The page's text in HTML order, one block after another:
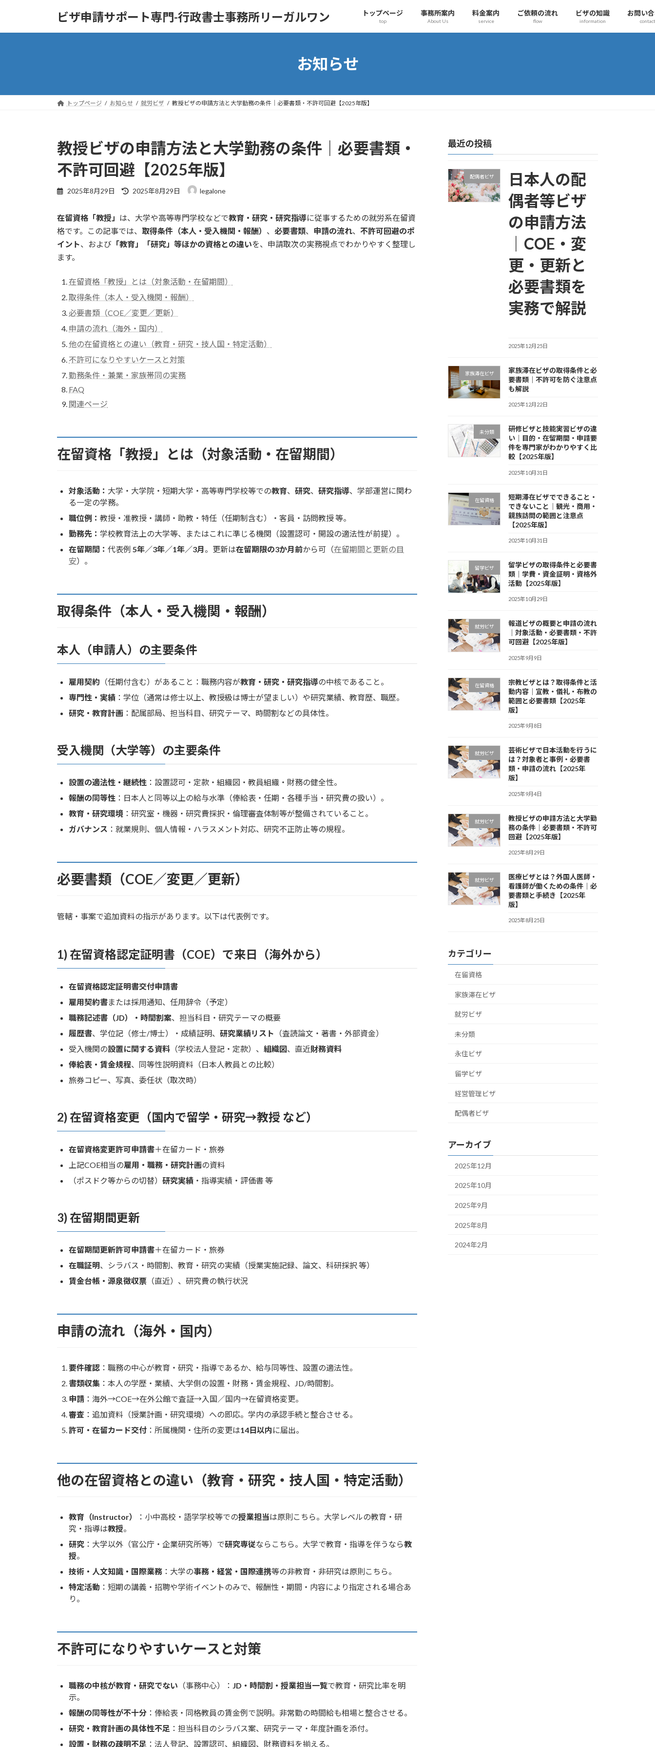
ビザ申請サポート専門-行政書士事務所リーガルワン トップページ
top
事務所案内
About Us
料金案内
service
ご依頼の流れ
flow
ビザの知識
information
お問い
contact
お知らせ
トップページ お知らせ 就労ビザ 教授ビザの申請方法と大学勤務の条件｜必要書類・不許可回避【2025年版】
教授ビザの申請方法と大学勤務の条件｜必要書類・
不許可回避【2025年版】
2025年8月29日
最
新
日
:
2025年8月29日 legalone
在留資格「教授」 は、大学や高等専門学校などで教育・研究・研究指導に従事するための就労系在留資
格です。この記事では、 取得条件（本人・受入機関・報酬） 、 必要書類、 申請の流れ、 不許可回避のポ
イント、および 「教育」「研究」等ほかの資格との違いを、申請取次の実務視点でわかりやすく整理し
ます。
在留資格「教授」とは（対象活動・在留期間）
取得条件（本人・受入機関・報酬）
必要書類（COE／変更／更新）
申請の流れ（海外・国内）
他の在留資格との違い（教育・研究・技人国・特定活動）
不許可になりやすいケースと対策
勤務条件・兼業・家族帯同の実務
FAQ
関連ページ
在留資格「教授」とは（対象活動・在留期間）
対象活動： 大学・大学院・短期大学・高等専門学校等での教育、 研究、 研究指導、学部運営に関わ
る一定の学務。
職位例： 教授・准教授・講師・助教・特任（任期制含む）・客員・訪問教授 等。
勤務先： 学校教育法上の大学等、またはこれに準じる機関（設置認可・開設の適法性が前提）。
在留期間： 代表例 5年／3年／1年／3月 。更新は在留期限の3か月前から可（在留期間と更新の目
安）。
取得条件（本人・受入機関・報酬）
本人（申請人）の主要条件
雇用契約 （任期付含む）があること：職務内容が教育・研究・研究指導の中核であること。
専門性・実績 ：学位（通常は修士以上、教授級は博士が望ましい）や研究業績、教育歴、職歴。
研究・教育計画 ：配属部局、担当科目、研究テーマ、時間割などの具体性。
受入機関（大学等）の主要条件
設置の適法性・継続性 ：設置認可・定款・組織図・教員組織・財務の健全性。
報酬の同等性 ：日本人と同等以上の給与水準（俸給表・任期・各種手当・研究費の扱い）。
教育・研究環境 ：研究室・機器・研究費採択・倫理審査体制等が整備されていること。
ガバナンス ：就業規則、個人情報・ハラスメント対応、研究不正防止等の規程。
必要書類（COE／変更／更新）
管轄・事案で追加資料の指示があります。以下は代表例です。
1) 在留資格認定証明書（COE）で来日（海外から）
在留資格認定証明書交付申請書
雇用契約書または採用通知、任用辞令（予定）
職務記述書（JD）・時間割案、担当科目・研究テーマの概要
履歴書、学位記（修士/博士）・成績証明、 研究業績リスト
（査読論文・著書・外部資金）
受入機関の設置に関する資料 （学校法人登記・定款）、 組織図、直近財務資料
俸給表・賃金規程、同等性説明資料（日本人教員との比較）
旅券コピー、写真、委任状（取次時）
2) 在留資格変更（国内で留学・研究→教授 など）
在留資格変更許可申請書＋在留カード・旅券
上記COE相当の雇用・職務・研究計画の資料
（ポスドク等からの切替） 研究実績 ・指導実績・評価書 等
3) 在留期間更新
在留期間更新許可申請書＋在留カード・旅券
在職証明、シラバス・時間割、教育・研究の実績（授業実施記録、論文、科研採択 等）
賃金台帳・源泉徴収票 （直近）、研究費の執行状況
申請の流れ（海外・国内）
要件確認 ：職務の中心が教育・研究・指導であるか、給与同等性、設置の適法性。
書類収集 ：本人の学歴・業績、大学側の設置・財務・賃金規程、JD/時間割。
申請 ：海外→COE→在外公館で査証→入国／国内→在留資格変更。
審査 ：追加資料（授業計画・研究環境）への即応。学内の承認手続と整合させる。
許可・在留カード交付 ：所属機関・住所の変更は14日以内 に届出。
他の在留資格との違い（教育・研究・技人国・特定活動）
教育（Instructor） ：小中高校・語学学校等での授業担当は原則こちら。大学レベルの教育・研
究・指導は教授。
研究 ：大学以外（官公庁・企業研究所等）で研究専従ならこちら。大学で教育・指導を伴うなら教
授。
技術・人文知識・国際業務 ：大学の事務・経営・国際連携等の非教育・非研究は原則こちら。
特定活動 ：短期の講義・招聘や学術イベントのみで、報酬性・期間・内容により指定される場合あ
り。
不許可になりやすいケースと対策
職務の中核が教育・研究でない （事務中心）： JD・時間割・授業担当一覧で教育・研究比率を明
示。
報酬の同等性が不十分 ：俸給表・同格教員の賃金例で説明。非常勤の時間給も相場と整合させる。
研究・教育計画の具体性不足 ：担当科目のシラバス案、研究テーマ・年度計画を添付。
設置・財務の疎明不足 ：法人登記、設置認可、組織図、財務資料を揃える。
最近の投稿
配偶者ビザ
日本人の配
偶者等ビザ
の申請方法
｜COE・変
更・更新と
必要書類を
実務で解説
2025年12月25日
家族滞在ビザ
家族滞在ビザの取得条件と必
要書類｜不許可を防ぐ注意点
も解説
2025年12月22日
未分類
研修ビザと技能実習ビザの違
い｜目的・在留期間・申請要
件を専門家がわかりやすく比
較【2025年版】
2025年10月31日
在留資格
短期滞在ビザでできること・
できないこと｜観光・商用・
親族訪問の範囲と注意点
【2025年版】
2025年10月31日
留学ビザ
留学ビザの取得条件と必要書
類｜学費・資金証明・資格外
活動【2025年版】
2025年10月29日
就労ビザ
報道ビザの概要と申請の流れ
｜対象活動・必要書類・不許
可回避【2025年版】
2025年9月9日
在留資格
宗教ビザとは？取得条件と活
動内容｜宣教・儀礼・布教の
範囲と必要書類【2025年
版】
2025年9月8日
就労ビザ
芸術ビザで日本活動を行うに
は？対象者と事例・必要書
類・申請の流れ【2025年
版】
2025年9月4日
就労ビザ
教授ビザの申請方法と大学勤
務の条件｜必要書類・不許可
回避【2025年版】
2025年8月29日
就労ビザ
医療ビザとは？外国人医師・
看護師が働くための条件｜必
要書類と手続き【2025年
版】
2025年8月25日
カテゴリー
在留資格
家族滞在ビザ
就労ビザ
未分類
永住ビザ
留学ビザ
経営管理ビザ
配偶者ビザ
アーカイブ
2025年12月
2025年10月
2025年9月
2025年8月
2024年2月